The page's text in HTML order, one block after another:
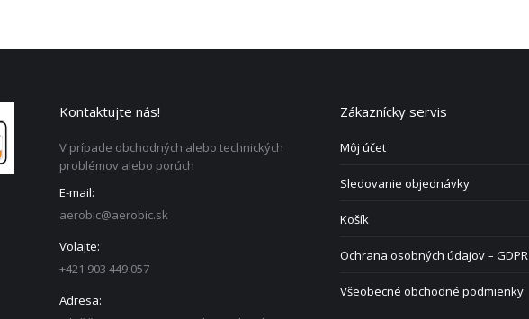
Kontaktujte nás!
V prípade obchodných alebo technických
problémov alebo porúch
E-mail:
aerobic@aerobic.sk
Volajte:
+421 903 449 057
Adresa:
Zákaznícky servis
Môj účet
Sledovanie objednávky
Košík
Ochrana osobných údajov – GDPR
Všeobecné obchodné podmienky